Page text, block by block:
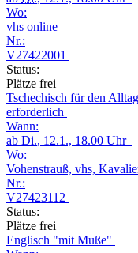
Wo:
vhs online
Nr.:
V27422001
Status:
Plätze frei
Tschechisch für den
erforderlich
Wann:
ab Di., 12.1., 18.00 Uhr
Wo:
Vohenstrauß, vhs,
Nr.:
V27423112
Status:
Plätze frei
Englisch "mit Muße"